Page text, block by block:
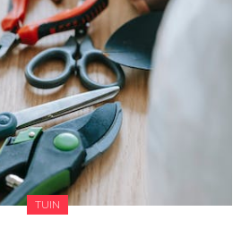
TUIN